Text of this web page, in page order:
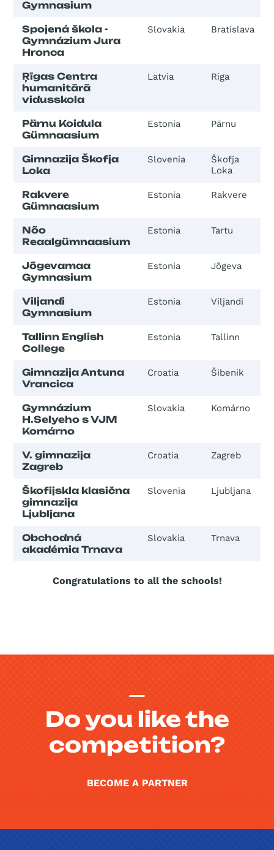
Gymnasium
Spojená škola -
Gymnázium Jura
Hronca
Slovakia Bratislava
Ŗīgas Centra
humanitārā
vidusskola
Latvia Riga
Pärnu Koidula
Gümnaasium
Estonia Pärnu
Gimnazija Škofja
Loka
Slovenia
Škofja
Loka
Rakvere
Gümnaasium
Estonia Rakvere
Nõo
Reaalgümnaasium
Estonia Tartu
Jõgevamaa
Gymnasium
Estonia Jõgeva
Viljandi
Gymnasium
Estonia Viljandi
Tallinn English
College
Estonia Tallinn
Gimnazija Antuna
Vrancica
Croatia Šibenik
Gymnázium
H.Selyeho s VJM
Komárno
Slovakia Komárno
V. gimnazija
Zagreb
Croatia Zagreb
Škofijskla klasična
gimnazija
Ljubljana
Slovenia Ljubljana
Obchodná
akadémia Trnava
Slovakia Trnava
Congratulations to all the schools!
Do you like the
competition?
BECOME A PARTNER